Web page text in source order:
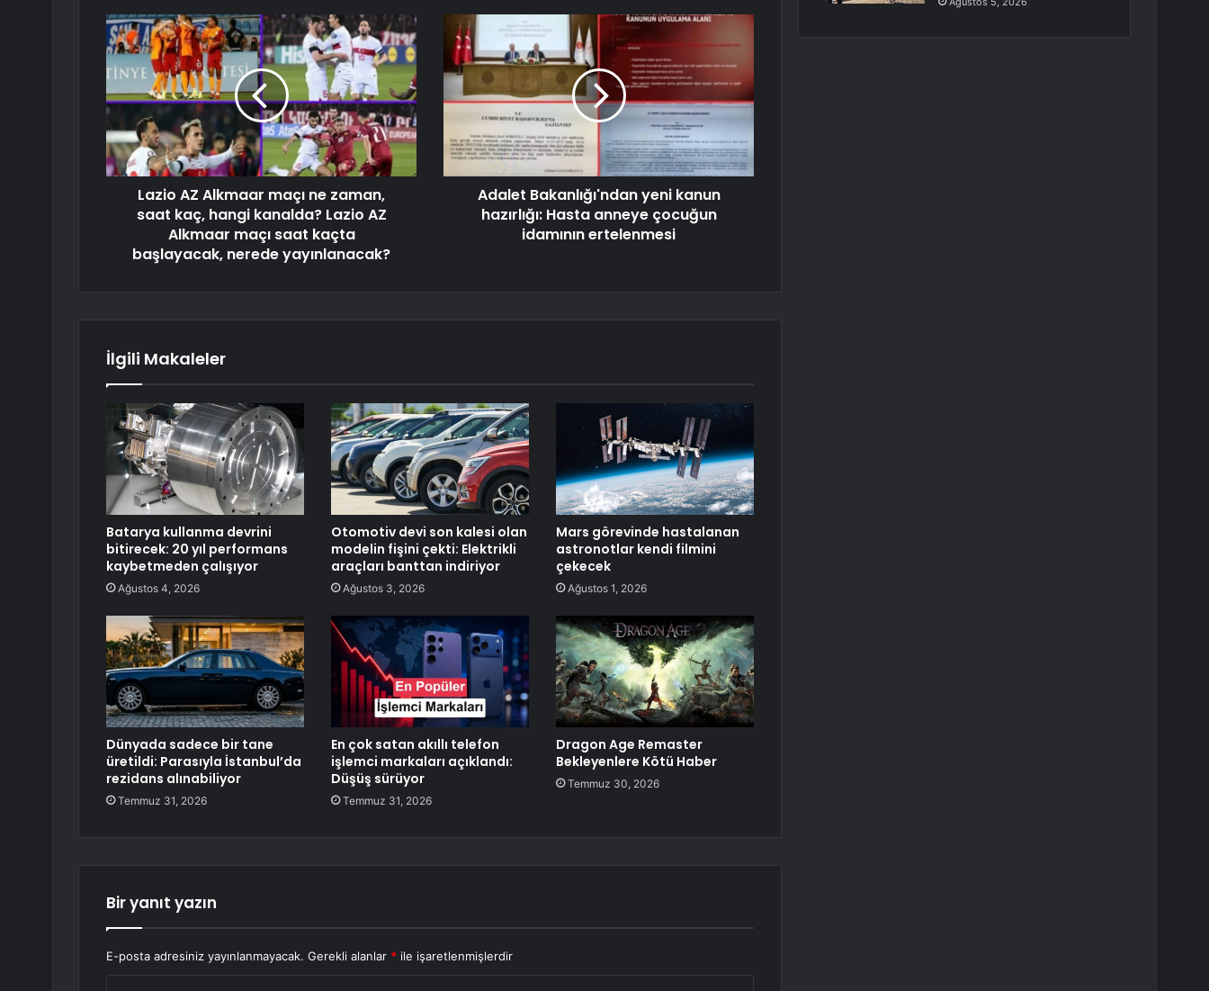
Lazio AZ Alkmaar maçı ne zaman,
saat kaç, hangi kanalda? Lazio AZ
Alkmaar maçı saat kaçta
başlayacak, nerede yayınlanacak?
Adalet Bakanlığı'ndan yeni kanun
hazırlığı: Hasta anneye çocuğun
idamının ertelenmesi
İlgili Makaleler
Batarya kullanma devrini
bitirecek: 20 yıl performans
kaybetmeden çalışıyor
Ağustos 4, 2026
Otomotiv devi son kalesi olan
modelin fişini çekti: Elektrikli
araçları banttan indiriyor
Ağustos 3, 2026
Mars görevinde hastalanan
astronotlar kendi filmini
çekecek
Ağustos 1, 2026
Dünyada sadece bir tane
üretildi: Parasıyla İstanbul’da
rezidans alınabiliyor
Temmuz 31, 2026
En çok satan akıllı telefon
işlemci markaları açıklandı:
Düşüş sürüyor
Temmuz 31, 2026
Dragon Age Remaster
Bekleyenlere Kötü Haber
Temmuz 30, 2026
Bir yanıt yazın
E-posta adresiniz yayınlanmayacak. Gerekli alanlar * ile işaretlenmişlerdir